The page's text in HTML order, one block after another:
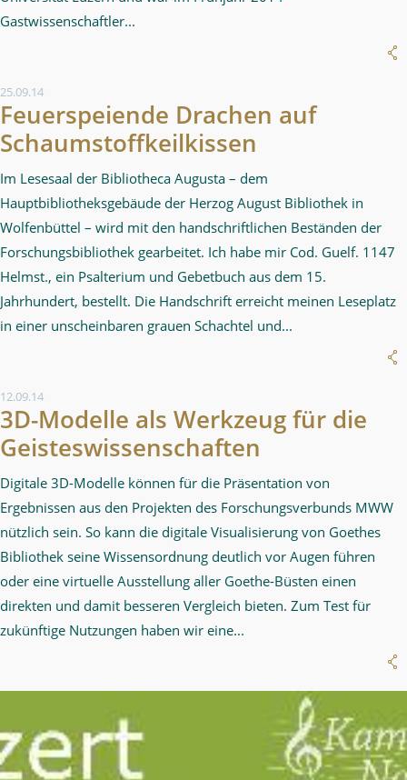
Gastwissenschaftler...
25.09.14
Feuerspeiende Drachen auf
Schaumstoffkeilkissen
Im Lesesaal der Bibliotheca Augusta – dem
Hauptbibliotheksgebäude der Herzog August Bibliothek in
Wolfenbüttel – wird mit den handschriftlichen Beständen der
Forschungsbibliothek gearbeitet. Ich habe mir Cod. Guelf. 1147
Helmst., ein Psalterium und Gebetbuch aus dem 15.
Jahrhundert, bestellt. Die Handschrift erreicht meinen Leseplatz
in einer unscheinbaren grauen Schachtel und...
12.09.14
3D-Modelle als Werkzeug für die
Geisteswissenschaften
Digitale 3D-Modelle können für die Präsentation von
Ergebnissen aus den Projekten des Forschungsverbunds MWW
nützlich sein. So kann die digitale Visualisierung von Goethes
Bibliothek seine Wissensordnung deutlich vor Augen führen
oder eine virtuelle Ausstellung aller Goethe-Büsten einen
direkten und damit besseren Vergleich bieten. Zum Test für
zukünftige Nutzungen haben wir eine...